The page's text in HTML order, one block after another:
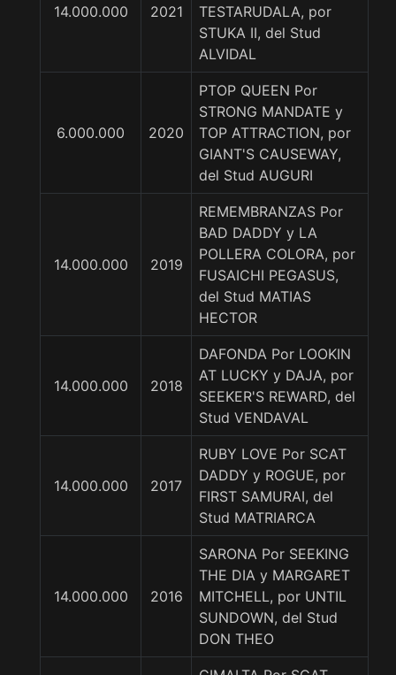
14.000.000 2021
TESTARUDALA, por
STUKA II, del Stud
ALVIDAL
6.000.000 2020
PTOP QUEEN Por
STRONG MANDATE y
TOP ATTRACTION, por
GIANT'S CAUSEWAY,
del Stud AUGURI
14.000.000 2019
REMEMBRANZAS Por
BAD DADDY y LA
POLLERA COLORA, por
FUSAICHI PEGASUS,
del Stud MATIAS
HECTOR
14.000.000 2018
DAFONDA Por LOOKIN
AT LUCKY y DAJA, por
SEEKER'S REWARD, del
Stud VENDAVAL
14.000.000 2017
RUBY LOVE Por SCAT
DADDY y ROGUE, por
FIRST SAMURAI, del
Stud MATRIARCA
14.000.000 2016
SARONA Por SEEKING
THE DIA y MARGARET
MITCHELL, por UNTIL
SUNDOWN, del Stud
DON THEO